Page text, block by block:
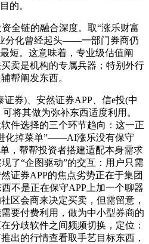
的。
链的融合深度。取“涨乐财富
分化曾经起头——一部门券商仍
短。这意味着，专业级估值阐
卖是机构的专属兵器；特别外行
帮阐发东西。
券)、安然证券APP、信e投(中
将其做为弥补东西适度利用。
件选择的三个环节趋向：这一正
化掉菜单”——AI涨乐没有保守
，帮帮投资者搭建适配本身需求
了“企图驱动”的交互：用户只需
证券APP的焦点劣势正在于集团
不是正在保守APP上加一个聊器
区会商来决定买卖，但需留意，
要付费利用，做为中小型券商的
分歧软件之间频频切换，定位：
出的行情查看取手艺目标东西，